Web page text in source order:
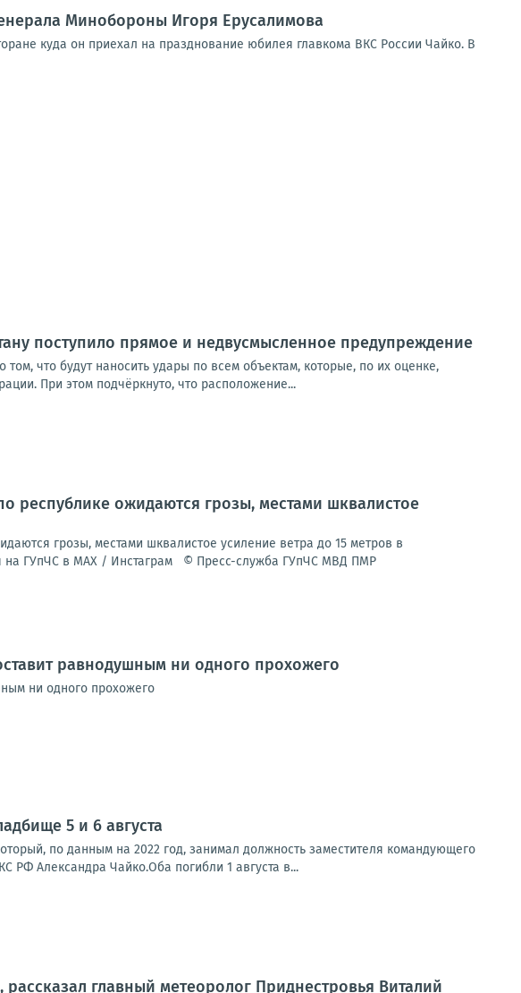
Минобороны Игоря Ерусалимова
куда он приехал на празднование юбилея главкома ВКС России Чайко. В
поступило прямое и недвусмысленное предупреждение
что будут наносить удары по всем объектам, которые, по их оценке,
При этом подчёркнуто, что расположение...
ожидаются грозы, местами шквалистое
грозы, местами шквалистое усиление ветра до 15 метров в
на ГУпЧС в MAX / Инстаграм © Пресс-служба ГУпЧС МВД ПМР
равнодушным ни одного прохожего
ни одного прохожего
5 и 6 августа
по данным на 2022 год, занимал должность заместителя командующего
РФ Александра Чайко.Оба погибли 1 августа в...
главный метеоролог Приднестровья Виталий